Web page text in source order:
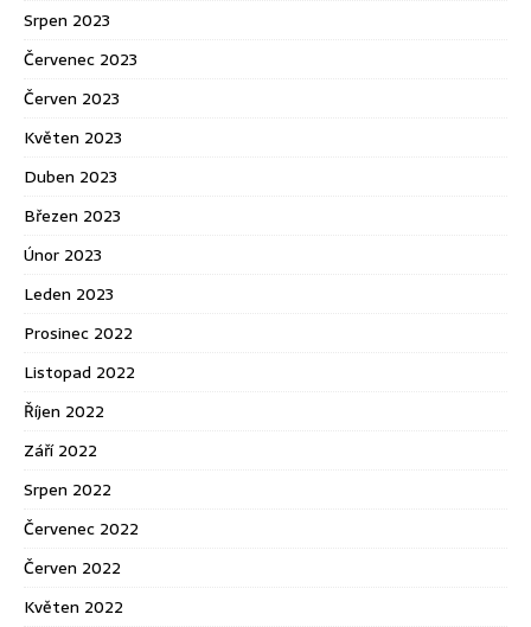
Srpen 2023
Červenec 2023
Červen 2023
Květen 2023
Duben 2023
Březen 2023
Únor 2023
Leden 2023
Prosinec 2022
Listopad 2022
Říjen 2022
Září 2022
Srpen 2022
Červenec 2022
Červen 2022
Květen 2022